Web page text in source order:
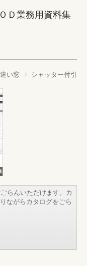
Ｄ業務用資料集
い窓
シャッター付引
らんいただけます。カ
ながらカタログをごら